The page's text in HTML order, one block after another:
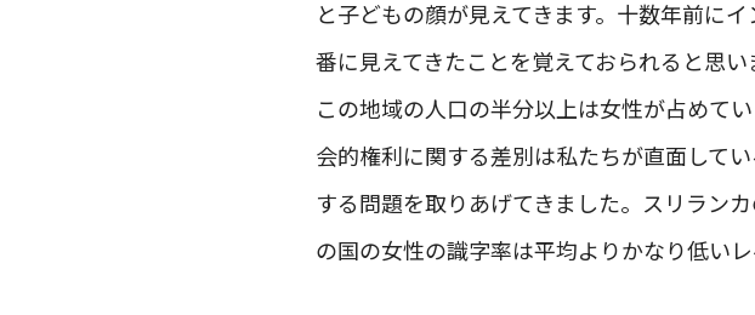
と子どもの顔が見えてきます。十数年前に
番に見えてきたことを覚えておられると思い
この地域の人口の半分以上は女性が占めて
会的権利に関する差別は私たちが直面して
する問題を取りあげてきました。スリラン
の国の女性の識字率は平均よりかなり低いレ